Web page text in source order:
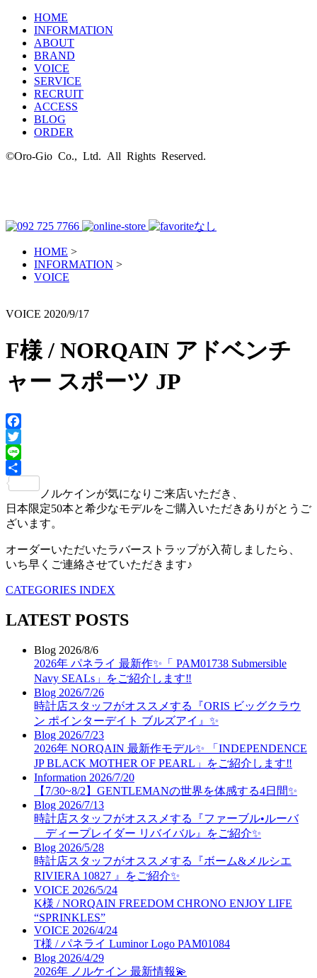
HOME
INFORMATION
ABOUT
BRAND
VOICE
SERVICE
RECRUIT
ACCESS
BLOG
ORDER
©Oro-Gio Co., Ltd. All Rights Reserved.
HOME >
INFORMATION >
VOICE
VOICE 2020/9/17
F様 / NORQAIN アドベンチ
ャー スポーツ JP
Facebook
Twitter
Line
有ノルケインが気になりご来店いただき、
日本限定50本と希少なモデルをご購入いただきありがとうご
ざいます。
オーダーいただいたラバーストラップが入荷しましたら、
いち早くご連絡させていただきます♪
CATEGORIES INDEX
LATEST POSTS
Blog 2026/8/6
2026年 パネライ 最新作✨「 PAM01738 Submersible
Navy SEALs」をご紹介します‼️
Blog 2026/7/26
時計店スタッフがオススメする『ORIS ビッグクラウ
ン ポインターデイト ブルズアイ』✨
Blog 2026/7/23
2026年 NORQAIN 最新作モデル✨ 「INDEPENDENCE
JP BLACK MOTHER OF PEARL」をご紹介します‼️
Information 2026/7/20
【7/30~8/2】GENTLEMANの世界を体感する4日間✨
Blog 2026/7/13
時計店スタッフがオススメする『ファーブル•ルーバ
ディープレイダー リバイバル』をご紹介✨
Blog 2026/5/28
時計店スタッフがオススメする『ボーム&メルシエ
RIVIERA 10827 』をご紹介✨
VOICE 2026/5/24
K様 / NORQAIN FREEDOM CHRONO ENJOY LIFE
“SPRINKLES”
VOICE 2026/4/24
T様 / パネライ Luminor Logo PAM01084
Blog 2026/4/29
2026年 ノルケイン 最新情報💫